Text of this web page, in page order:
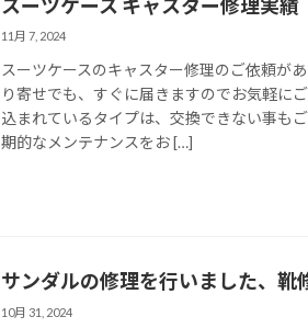
スーツケース キャスター修理実績
11月 7, 2024
スーツケースのキャスター修理のご依頼が
り寄せでも、すぐに届きますのでお気軽に
込まれているタイプは、交換できない事も
期的なメンテナンスをお […]
サンダルの修理を行いました、靴
10月 31, 2024